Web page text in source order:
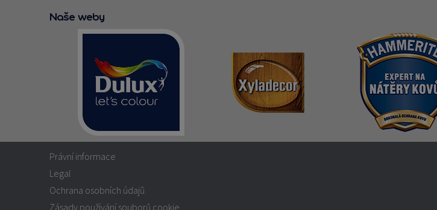
Naše weby
Právní informace
Legal
Ochrana osobních údajů
Zásady používání souborů cookie